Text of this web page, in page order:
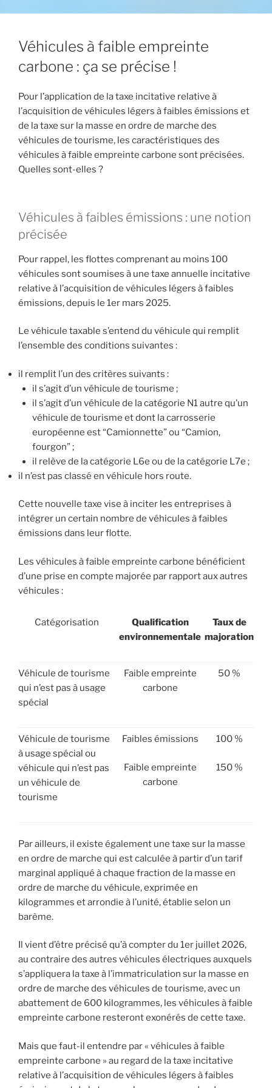
Véhicules à faible empreinte
carbone : ça se précise !
Pour l’application de la taxe incitative relative à
l’acquisition de véhicules légers à faibles émissions et
de la taxe sur la masse en ordre de marche des
véhicules de tourisme, les caractéristiques des
véhicules à faible empreinte carbone sont précisées.
Quelles sont-elles ?
Véhicules à faibles émissions : une notion
précisée
Pour rappel, les flottes comprenant au moins 100
véhicules sont soumises à une taxe annuelle incitative
relative à l’acquisition de véhicules légers à faibles
émissions, depuis le 1er mars 2025.
Le véhicule taxable s’entend du véhicule qui remplit
l’ensemble des conditions suivantes :
il remplit l’un des critères suivants :
il s’agit d’un véhicule de tourisme ;
il s’agit d’un véhicule de la catégorie N1 autre qu’un
véhicule de tourisme et dont la carrosserie
européenne est “Camionnette” ou “Camion,
fourgon” ;
il relève de la catégorie L6e ou de la catégorie L7e ;
il n’est pas classé en véhicule hors route.
Cette nouvelle taxe vise à inciter les entreprises à
intégrer un certain nombre de véhicules à faibles
émissions dans leur flotte.
Les véhicules à faible empreinte carbone bénéficient
d’une prise en compte majorée par rapport aux autres
véhicules :
Catégorisation
Qualification
environnementale
Taux de
majoration
Véhicule de tourisme
qui n’est pas à usage
spécial
Faible empreinte
carbone
50 %
Véhicule de tourisme
à usage spécial ou
véhicule qui n’est pas
un véhicule de
tourisme
Faibles émissions
Faible empreinte
carbone
100 %
150 %
Par ailleurs, il existe également une taxe sur la masse
en ordre de marche qui est calculée à partir d’un tarif
marginal appliqué à chaque fraction de la masse en
ordre de marche du véhicule, exprimée en
kilogrammes et arrondie à l’unité, établie selon un
barème.
Il vient d’être précisé qu’à compter du 1er juillet 2026,
au contraire des autres véhicules électriques auxquels
s’appliquera la taxe à l’immatriculation sur la masse en
ordre de marche des véhicules de tourisme, avec un
abattement de 600 kilogrammes, les véhicules à faible
empreinte carbone resteront exonérés de cette taxe.
Mais que faut-il entendre par « véhicules à faible
empreinte carbone » au regard de la taxe incitative
relative à l’acquisition de véhicules légers à faibles